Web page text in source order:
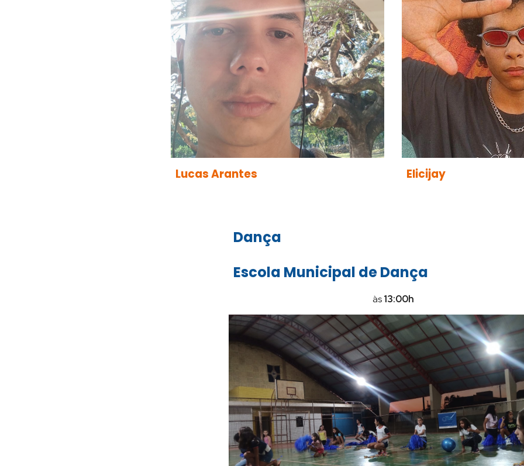
Lucas Arantes Elicijay
Dança
Escola Municipal de Dança
às13:00h